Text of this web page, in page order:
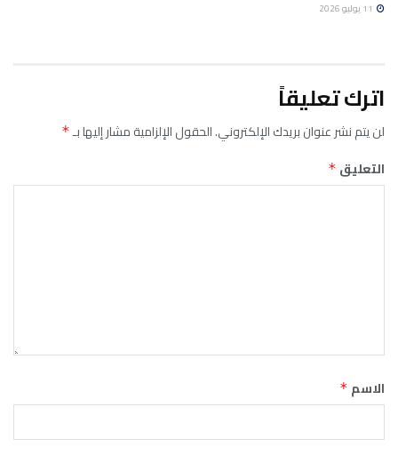
اترك تعليقاً
لن يتم نشر عنوان بريدك الإلكتروني.الحقول الإلزامية مشار إليها بـ*
التعليق *
الاسم *